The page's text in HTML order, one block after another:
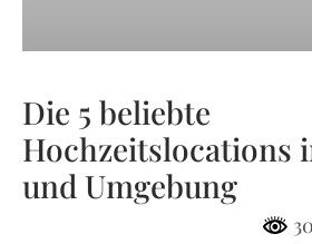
Die 5 beliebte
Hochzeitslocations
und Umgebung